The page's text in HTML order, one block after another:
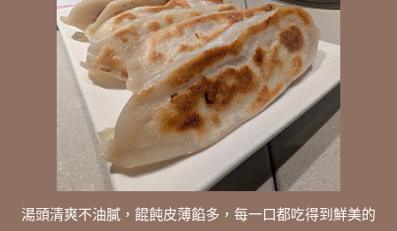
湯頭清爽不油膩，餛飩皮薄餡多，每一口都吃得到鮮美的